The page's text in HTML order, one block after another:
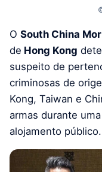
O South China
de Hong Kong
suspeito de
criminosas de
Kong, Taiwan e
armas durante
alojamento público.